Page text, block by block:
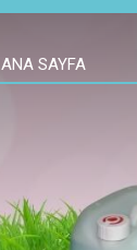
ANA SAYFA